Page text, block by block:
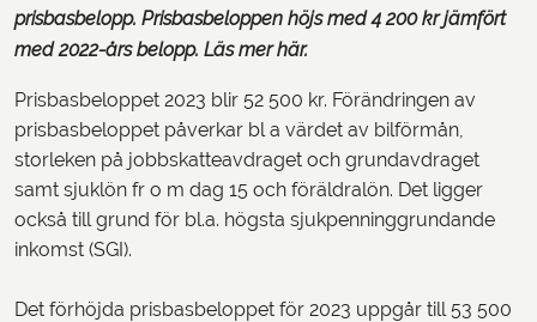
prisbasbelopp. Prisbasbeloppen höjs med 4 200 kr jämfört
med 2022-års belopp. Läs mer här.
Prisbasbeloppet 2023 blir 52 500 kr. Förändringen av
prisbasbeloppet påverkar bl a värdet av bilförmån,
storleken på jobbskatteavdraget och grundavdraget
samt sjuklön fr o m dag 15 och föräldralön. Det ligger
också till grund för bl.a. högsta sjukpenninggrundande
inkomst (SGI).
Det förhöjda prisbasbeloppet för 2023 uppgår till 53 500